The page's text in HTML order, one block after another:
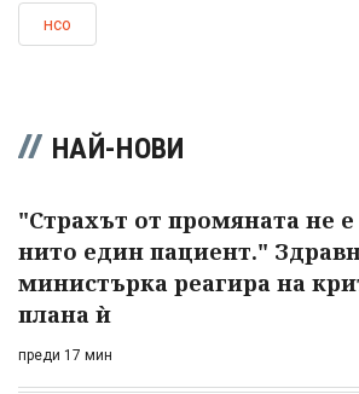
нсо
НАЙ-НОВИ
"Страхът от промяната не
нито един пациент."
министърка реагира на
плана ѝ
преди 17 мин